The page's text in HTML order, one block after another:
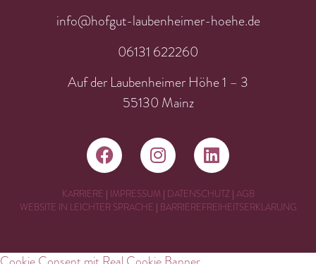
info@hofgut-laubenheimer-hoehe.de
06131 622260
Auf der Laubenheimer Höhe 1 – 3
55130 Mainz
KARRIERE | IMPRESSUM| DATENSCHUTZ| AGB
WEBSITE IN LEICHTER SPRACHE | BARRIEREFREIHEITSERKLÄRUNG